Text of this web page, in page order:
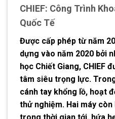
CHIEF: Công Trình
Quốc Tế
Được cấp phép từ năm
dựng vào năm 2020 bởi
học Chiết Giang, CHIEF
tâm siêu trọng lực.
cánh tay khổng lồ, hoạt
thử nghiệm. Hai máy